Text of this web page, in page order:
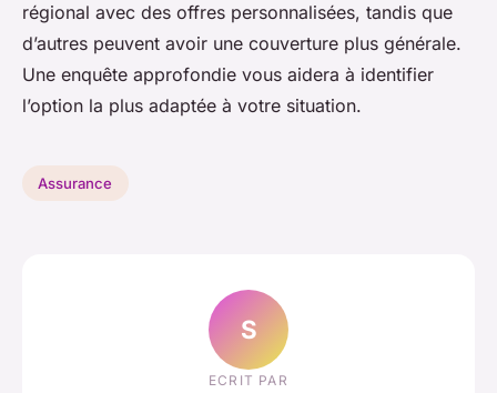
régional avec des offres personnalisées, tandis que
d’autres peuvent avoir une couverture plus générale.
Une enquête approfondie vous aidera à identifier
l’option la plus adaptée à votre situation.
Assurance
S
ECRIT PAR